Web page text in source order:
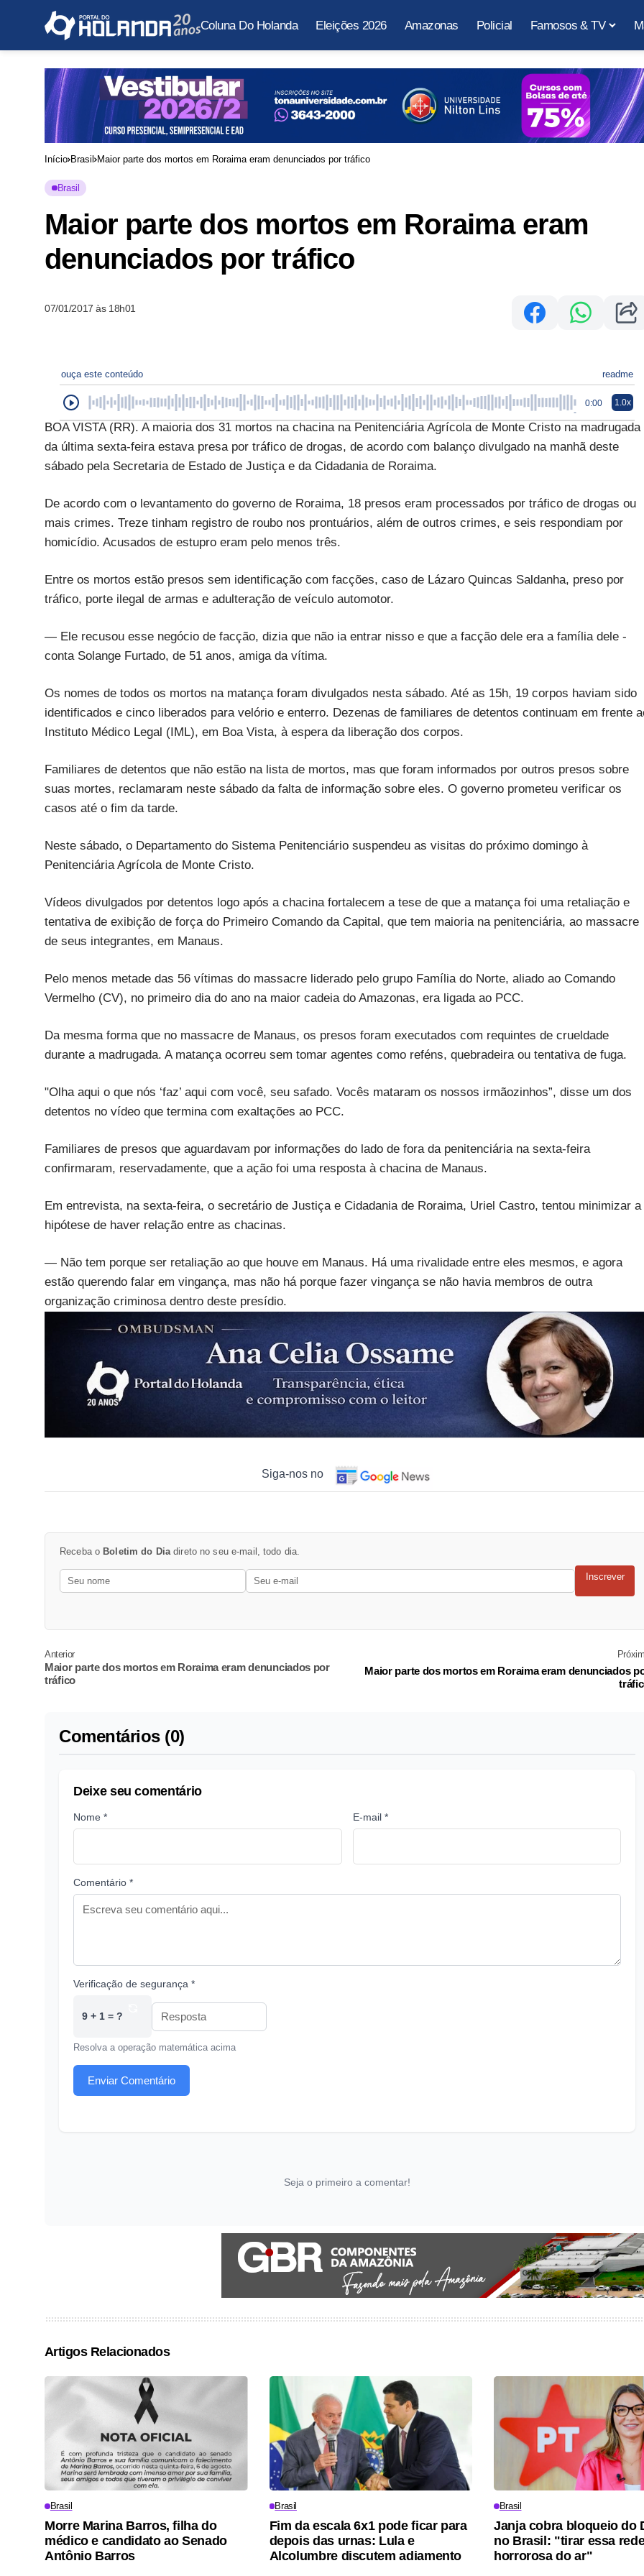
Coluna Do Holanda Eleições 2026 Amazonas Policial Famosos & TV
Início Brasil Maior parte dos mortos em Roraima eram denunciados por tráfico
Brasil
Maior parte dos mortos em Roraima eram
denunciados por tráfico
07/01/2017 às 18h01
ouça este conteúdo readme
0:00 1.0x
BOA VISTA (RR). A maioria dos 31 mortos na chacina na Penitenciária Agrícola de Monte Cristo na madrugada
da última sexta-feira estava presa por tráfico de drogas, de acordo com balanço divulgado na manhã deste
sábado pela Secretaria de Estado de Justiça e da Cidadania de Roraima.
De acordo com o levantamento do governo de Roraima, 18 presos eram processados por tráfico de drogas ou
mais crimes. Treze tinham registro de roubo nos prontuários, além de outros crimes, e seis respondiam por
homicídio. Acusados de estupro eram pelo menos três.
Entre os mortos estão presos sem identificação com facções, caso de Lázaro Quincas Saldanha, preso por
tráfico, porte ilegal de armas e adulteração de veículo automotor.
— Ele recusou esse negócio de facção, dizia que não ia entrar nisso e que a facção dele era a família dele -
conta Solange Furtado, de 51 anos, amiga da vítima.
Os nomes de todos os mortos na matança foram divulgados nesta sábado. Até as 15h, 19 corpos haviam sido
identificados e cinco liberados para velório e enterro. Dezenas de familiares de detentos continuam em frente
Instituto Médico Legal (IML), em Boa Vista, à espera da liberação dos corpos.
Familiares de detentos que não estão na lista de mortos, mas que foram informados por outros presos sobre
suas mortes, reclamaram neste sábado da falta de informação sobre eles. O governo prometeu verificar os
casos até o fim da tarde.
Neste sábado, o Departamento do Sistema Penitenciário suspendeu as visitas do próximo domingo à
Penitenciária Agrícola de Monte Cristo.
Vídeos divulgados por detentos logo após a chacina fortalecem a tese de que a matança foi uma retaliação e
tentativa de exibição de força do Primeiro Comando da Capital, que tem maioria na penitenciária, ao massacre
de seus integrantes, em Manaus.
Pelo menos metade das 56 vítimas do massacre liderado pelo grupo Família do Norte, aliado ao Comando
Vermelho (CV), no primeiro dia do ano na maior cadeia do Amazonas, era ligada ao PCC.
Da mesma forma que no massacre de Manaus, os presos foram executados com requintes de crueldade
durante a madrugada. A matança ocorreu sem tomar agentes como reféns, quebradeira ou tentativa de fuga.
"Olha aqui o que nós ‘faz’ aqui com você, seu safado. Vocês mataram os nossos irmãozinhos”, disse um dos
detentos no vídeo que termina com exaltações ao PCC.
Familiares de presos que aguardavam por informações do lado de fora da penitenciária na sexta-feira
confirmaram, reservadamente, que a ação foi uma resposta à chacina de Manaus.
Em entrevista, na sexta-feira, o secretário de Justiça e Cidadania de Roraima, Uriel Castro, tentou minimizar a
hipótese de haver relação entre as chacinas.
— Não tem porque ser retaliação ao que houve em Manaus. Há uma rivalidade entre eles mesmos, e agora
estão querendo falar em vingança, mas não há porque fazer vingança se não havia membros de outra
organização criminosa dentro deste presídio.
Siga-nos no
Receba o Boletim do Diadireto no seu e-mail, todo dia.
Inscrever
Anterior
Maior parte dos mortos em Roraima eram denunciados por
tráfico
Maior parte dos mortos em Roraima eram denunciados
Comentários (0)
Deixe seu comentário
Nome * E-mail *
Comentário *
Verificação de segurança *
9 + 1 = ?
Resolva a operação matemática acima
Enviar Comentário
Seja o primeiro a comentar!
Artigos Relacionados
Brasil
Morre Marina Barros, filha do
médico e candidato ao Senado
Antônio Barros
Brasil
Fim da escala 6x1 pode ficar para
depois das urnas: Lula e
Alcolumbre discutem adiamento
Brasil
Janja cobra bloqueio do
no Brasil: "tirar essa
horrorosa do ar"